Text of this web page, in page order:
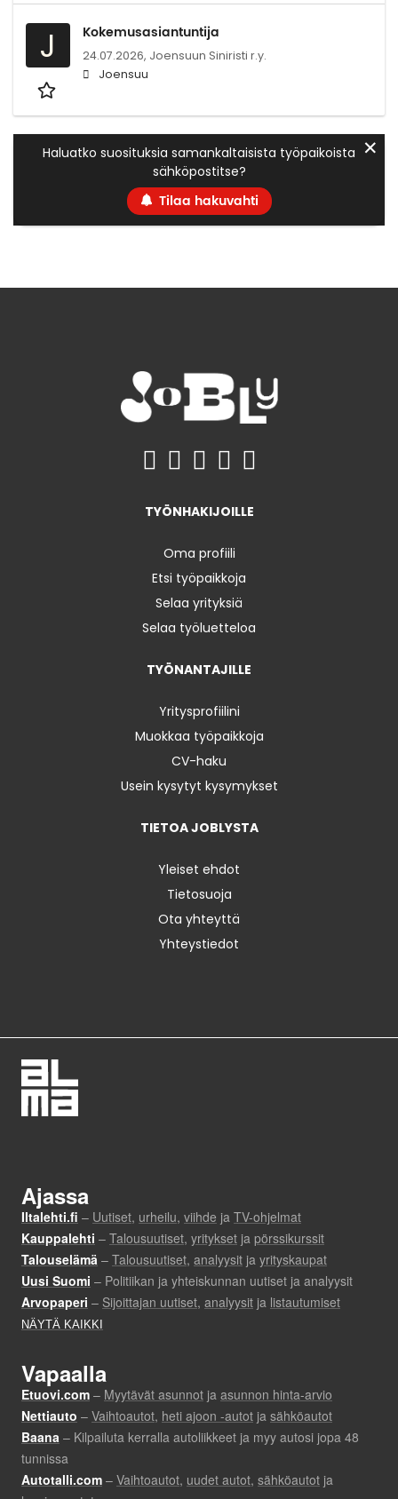
J Kokemusasiantuntija
24.07.2026, Joensuun Siniristi r.y.
Joensuu
Haluatko suosituksia samankaltaisista työpaikoista
sähköpostitse?
Tilaa hakuvahti
✕
TYÖNHAKIJOILLE
Oma profiili
Etsi työpaikkoja
Selaa yrityksiä
Selaa työluetteloa
TYÖNANTAJILLE
Yritysprofiilini
Muokkaa työpaikkoja
CV-haku
Usein kysytyt kysymykset
TIETOA JOBLYSTA
Yleiset ehdot
Tietosuoja
Ota yhteyttä
Yhteystiedot